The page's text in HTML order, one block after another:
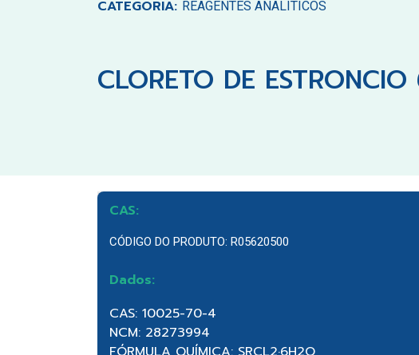
CATEGORIA: REAGENTES ANALÍTICOS
CLORETO DE
CAS:
CÓDIGO DO PRODUTO: R05620500
Dados:
CAS: 10025-70-4
NCM: 28273994